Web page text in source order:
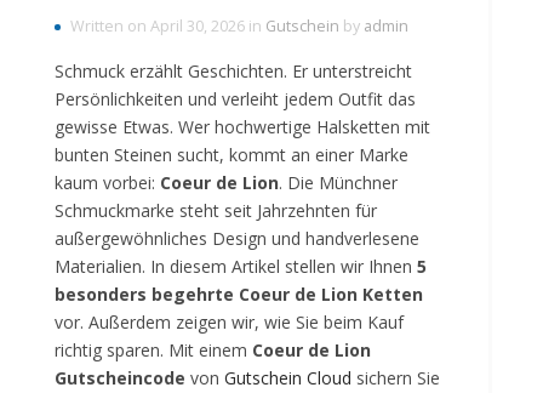
Written on April 30, 2026 in Gutschein by admin
Schmuck erzählt Geschichten. Er unterstreicht
Persönlichkeiten und verleiht jedem Outfit das
gewisse Etwas. Wer hochwertige Halsketten mit
bunten Steinen sucht, kommt an einer Marke
kaum vorbei: Coeur de Lion. Die Münchner
Schmuckmarke steht seit Jahrzehnten für
außergewöhnliches Design und handverlesene
Materialien. In diesem Artikel stellen wir Ihnen 5
besonders begehrte Coeur de Lion Ketten
vor. Außerdem zeigen wir, wie Sie beim Kauf
richtig sparen. Mit einem Coeur de Lion
Gutscheincode von Gutschein Cloud sichern Sie